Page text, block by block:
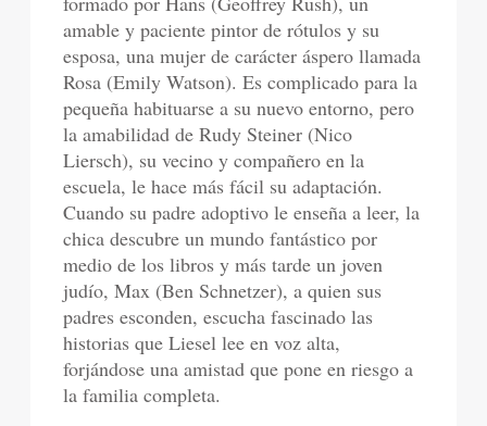
amable y paciente pintor de rótulos y su
esposa, una mujer de carácter áspero llamada
Rosa (Emily Watson). Es complicado para la
pequeña habituarse a su nuevo entorno, pero
la amabilidad de Rudy Steiner (Nico
Liersch), su vecino y compañero en la
escuela, le hace más fácil su adaptación.
Cuando su padre adoptivo le enseña a leer, la
chica descubre un mundo fantástico por
medio de los libros y más tarde un joven
judío, Max (Ben Schnetzer), a quien sus
padres esconden, escucha fascinado las
historias que Liesel lee en voz alta,
forjándose una amistad que pone en riesgo a
la familia completa.